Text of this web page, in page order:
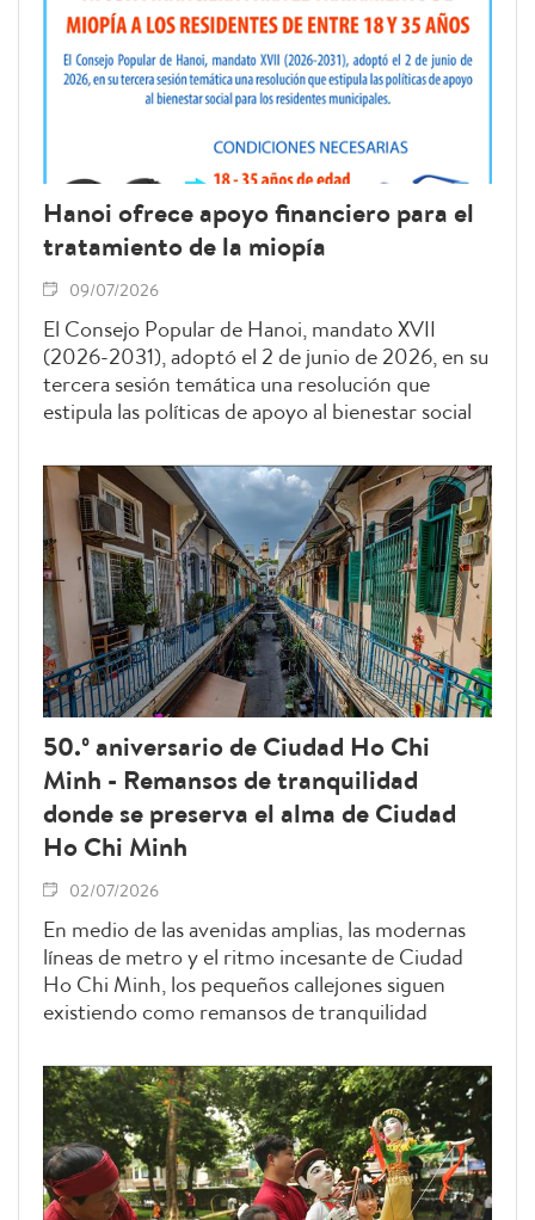
Hanoi ofrece apoyo financiero para el
tratamiento de la miopía
09/07/2026
El Consejo Popular de Hanoi, mandato XVII
(2026-2031), adoptó el 2 de junio de 2026, en su
tercera sesión temática una resolución que
estipula las políticas de apoyo al bienestar social
50.º aniversario de Ciudad Ho Chi
Minh - Remansos de tranquilidad
donde se preserva el alma de Ciudad
Ho Chi Minh
02/07/2026
En medio de las avenidas amplias, las modernas
líneas de metro y el ritmo incesante de Ciudad
Ho Chi Minh, los pequeños callejones siguen
existiendo como remansos de tranquilidad
conectan zonas residenciales, los callejones
conservan recuerdos, cultura y vínculos
humanos, contribuyendo a forjar la identidad
única de la ciudad que lleva el nombre de Ho Chi
Minh a lo largo de medio siglo de desarrollo e
integración.